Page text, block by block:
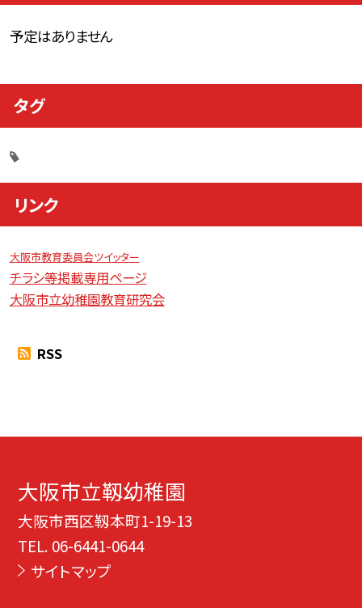
予定はありません
タグ
リンク
大阪市教育委員会ツイッター
チラシ等掲載専用ページ
大阪市立幼稚園教育研究会
RSS
大阪市立靱幼稚園
大阪市西区靱本町1-19-13
TEL. 06-6441-0644
サイトマップ